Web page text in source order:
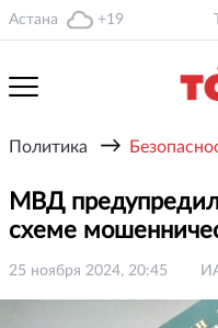
Астана +19
Политика →
МВД предупредил
схеме
25 ноября 2024, 20:45